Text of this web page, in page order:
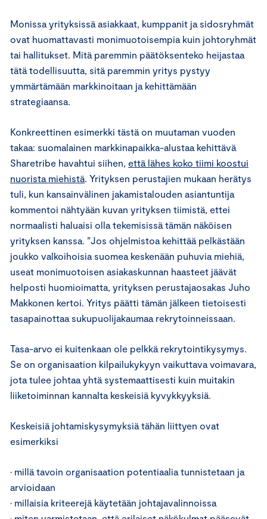
Monissa yrityksissä asiakkaat, kumppanit ja sidosryhmät
ovat huomattavasti monimuotoisempia kuin johtoryhmät
tai hallitukset. Mitä paremmin päätöksenteko heijastaa
tätä todellisuutta, sitä paremmin yritys pystyy
ymmärtämään markkinoitaan ja kehittämään
strategiaansa.
Konkreettinen esimerkki tästä on muutaman vuoden
takaa: suomalainen markkinapaikka-alustaa kehittävä
Sharetribe havahtui siihen, että lähes koko tiimi koostui
nuorista miehistä. Yrityksen perustajien mukaan herätys
tuli, kun kansainvälinen jakamistalouden asiantuntija
kommentoi nähtyään kuvan yrityksen tiimistä, ettei
normaalisti haluaisi olla tekemisissä tämän näköisen
yrityksen kanssa. ”Jos ohjelmistoa kehittää pelkästään
joukko valkoihoisia suomea keskenään puhuvia miehiä,
useat monimuotoisen asiakaskunnan haasteet jäävät
helposti huomioimatta, yrityksen perustajaosakas Juho
Makkonen kertoi. Yritys päätti tämän jälkeen tietoisesti
tasapainottaa sukupuolijakaumaa rekrytoinneissaan.
Tasa-arvo ei kuitenkaan ole pelkkä rekrytointikysymys.
Se on organisaation kilpailukykyyn vaikuttava voimavara,
jota tulee johtaa yhtä systemaattisesti kuin muitakin
liiketoiminnan kannalta keskeisiä kyvykkyyksiä.
Keskeisiä johtamiskysymyksiä tähän liittyen ovat
esimerkiksi
• millä tavoin organisaation potentiaalia tunnistetaan ja
arvioidaan
• millaisia kriteerejä käytetään johtajavalinnoissa